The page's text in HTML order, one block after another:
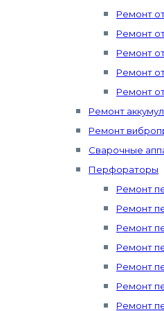
Ремонт
Ремонт
Ремонт
Ремонт
Ремонт
Ремонт
Ремонт
Сварочные
Перфораторы
Ремонт
Ремонт
Ремонт
Ремонт
Ремонт
Ремонт
Ремонт